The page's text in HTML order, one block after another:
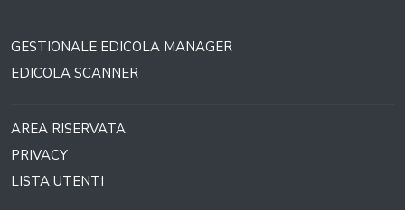
GESTIONALE EDICOLA MANAGER
EDICOLA SCANNER
AREA RISERVATA
PRIVACY
LISTA UTENTI